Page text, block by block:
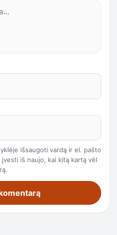
išsaugoti vardą ir el. pašto
iš naujo, kai kitą kartą vėl